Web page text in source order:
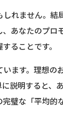
れません。結
あなたのプロ
ることです。
ます。理想の
説明すると、
璧な「平均的